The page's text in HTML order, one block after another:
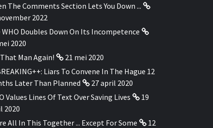
The Comments Section Lets You Down ...
2022
WHO Doubles Down On Its Incompetence
2020
Man Again!
21 mei 2020
Liars To Convene In The Hague 12
Later Than Planned
27 april 2020
Values Lines Of Text Over Saving Lives
19
2020
All In This Together ... Except For Some
12